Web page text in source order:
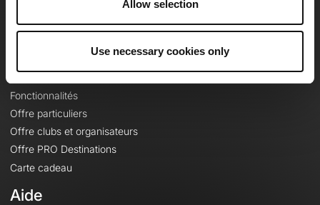
Allow selection
Use necessary cookies only
Le Mag'
Fonctionnalités
Offre particuliers
Offre clubs et organisateurs
Offre PRO Destinations
Carte cadeau
Aide